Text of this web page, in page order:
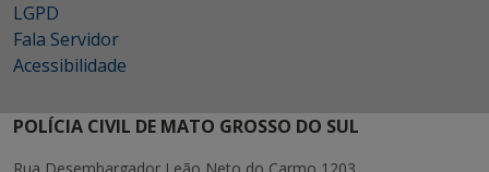
LGPD
Fala Servidor
Acessibilidade
POLÍCIA CIVIL DE MATO GROSSO DO SUL